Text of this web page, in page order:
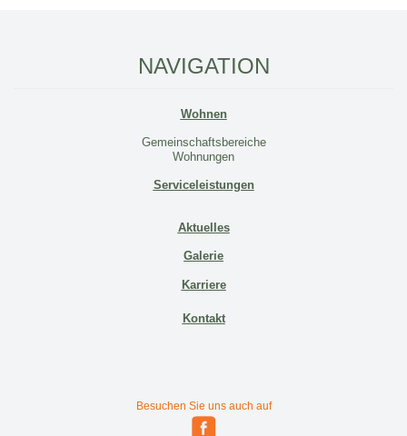
NAVIGATION
Wohnen
Gemeinschaftsbereiche
Wohnungen
Serviceleistungen
Aktuelles
Galerie
Karriere
Kontakt
Besuchen Sie uns auch auf